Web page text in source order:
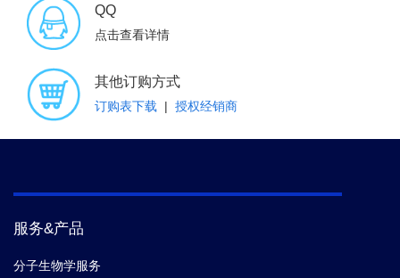
QQ
点击查看详情
其他订购方式
订购表下载 | 授权经销商
服务&产品
分子生物学服务